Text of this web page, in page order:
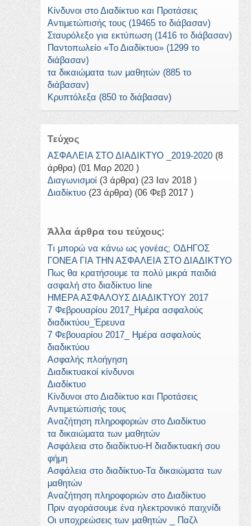
Κίνδυνοι στο Διαδίκτυο και Προτάσεις
Αντιμετώπισής τους (19465 το διάβασαν)
Σταυρόλεξο για εκτύπωση (1416 το διάβασαν)
Παντοπωλείο «Το Διαδίκτυο» (1299 το
διάβασαν)
τα δικαιώματα των μαθητών (885 το
διάβασαν)
Κρυπτόλεξα (850 το διάβασαν)
Τεύχος
ΑΣΦΑΛΕΙΑ ΣΤΟ ΔΙΑΔΙΚΤΥΟ _2019-2020 (8
άρθρα) (01 Μαρ 2020 )
Διαγωνισμοί (3 άρθρα) (23 Ιαν 2018 )
Διαδίκτυο (23 άρθρα) (06 Φεβ 2017 )
Άλλα άρθρα του τεύχους:
Τι μπορώ να κάνω ως γονέας; ΟΔΗΓΟΣ
ΓΟΝΕΑ ΓΙΑ ΤΗΝ ΑΣΦΑΛΕΙΑ ΣΤΟ ΔΙΑΔΙΚΤΥΟ
Πως θα κρατήσουμε τα πολύ μικρά παιδιά
ασφαλή στο διαδίκτυο line
ΗΜΕΡΑ ΑΣΦΑΛΟΥΣ ΔΙΑΔΙΚΤΥΟΥ 2017
7 Φεβρουαρίου 2017_Ημέρα ασφαλούς
διαδικτύου_Έρευνα
7 Φεβουαρίου 2017_ Ημέρα ασφαλούς
διαδικτύου
Ασφαλής πλοήγηση
Διαδικτυακοί κίνδυνοι
Διαδίκτυο
Κίνδυνοι στο Διαδίκτυο και Προτάσεις
Αντιμετώπισής τους
Αναζήτηση πληροφοριών στο Διαδίκτυο
τα δικαιώματα των μαθητών
Ασφάλεια στο διαδίκτυο-Η διαδικτυακή σου
φήμη
Ασφάλεια στο διαδίκτυο-Τα δικαιώματα των
μαθητών
Αναζήτηση πληροφοριών στο Διαδίκτυο
Πριν αγοράσουμε ένα ηλεκτρονικό παιχνίδι
Οι υποχρεώσεις των μαθητών _ Παζλ